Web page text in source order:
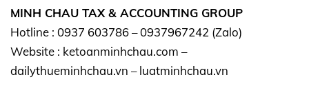
MINH CHAU TAX & ACCOUNTING GROUP
Hotline : 0937 603786 – 0937967242 (Zalo)
Website : ketoanminhchau.com –
dailythueminhchau.vn – luatminhchau.vn